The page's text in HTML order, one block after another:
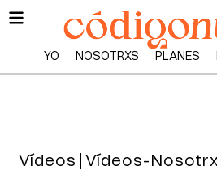
YO NOSOTRXS PLANES
Vídeos Vídeos-